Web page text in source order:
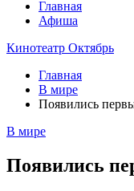
Главная
Афиша
Кинотеатр Октябрь
Главная
В мире
Появились
В мире
Появились